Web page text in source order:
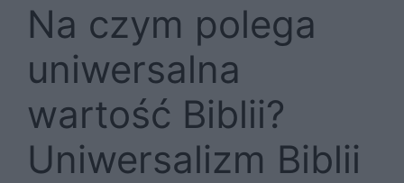
Na czym polega
uniwersalna
wartość Biblii?
Uniwersalizm Biblii